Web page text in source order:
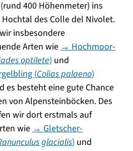
400 Höhenmeter) ins
des Colle del Nivolet.
insbesondere
Arten wie→ Hochmoor-
optilete) und
(Colias palaeno)
es besteht eine gute Chance
von Alpensteinböcken. Des
wir dort erstmals auf
wie→ Gletscher-
glacialis) und